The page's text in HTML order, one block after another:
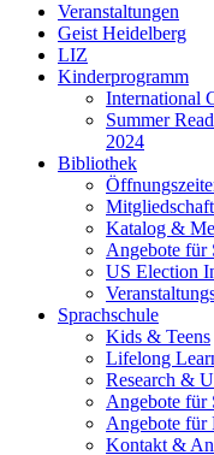
Veranstaltungen
Geist Heidelberg
LIZ
Kinderprogramm
International
Summer
2024
Bibliothek
Katalog &
Angebote für
US Election
Sprachschule
Kids & Teens
Lifelong
Research &
Angebote für
Angebote für
Kontakt &